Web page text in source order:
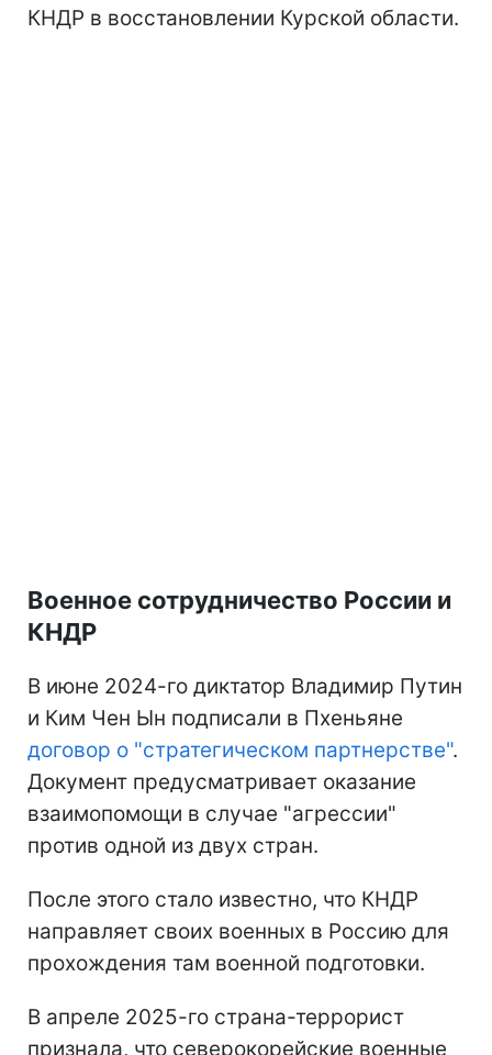
КНДР в восстановлении Курской области.
Военное сотрудничество России и
КНДР
В июне 2024-го диктатор Владимир Путин
и Ким Чен Ын подписали в Пхеньяне
договор о "стратегическом партнерстве".
Документ предусматривает оказание
взаимопомощи в случае "агрессии"
против одной из двух стран.
После этого стало известно, что КНДР
направляет своих военных в Россию для
прохождения там военной подготовки.
В апреле 2025-го страна-террорист
признала, что северокорейские военные